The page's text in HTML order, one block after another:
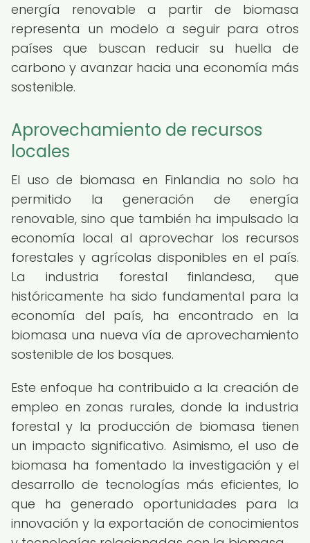
energía renovable a partir de biomasa
representa un modelo a seguir para otros
países que buscan reducir su huella de
carbono y avanzar hacia una economía más
sostenible.
Aprovechamiento de recursos
locales
El uso de biomasa en Finlandia no solo ha
permitido la generación de energía
renovable, sino que también ha impulsado la
economía local al aprovechar los recursos
forestales y agrícolas disponibles en el país.
La industria forestal finlandesa, que
históricamente ha sido fundamental para la
economía del país, ha encontrado en la
biomasa una nueva vía de aprovechamiento
sostenible de los bosques.
Este enfoque ha contribuido a la creación de
empleo en zonas rurales, donde la industria
forestal y la producción de biomasa tienen
un impacto significativo. Asimismo, el uso de
biomasa ha fomentado la investigación y el
desarrollo de tecnologías más eficientes, lo
que ha generado oportunidades para la
innovación y la exportación de conocimientos